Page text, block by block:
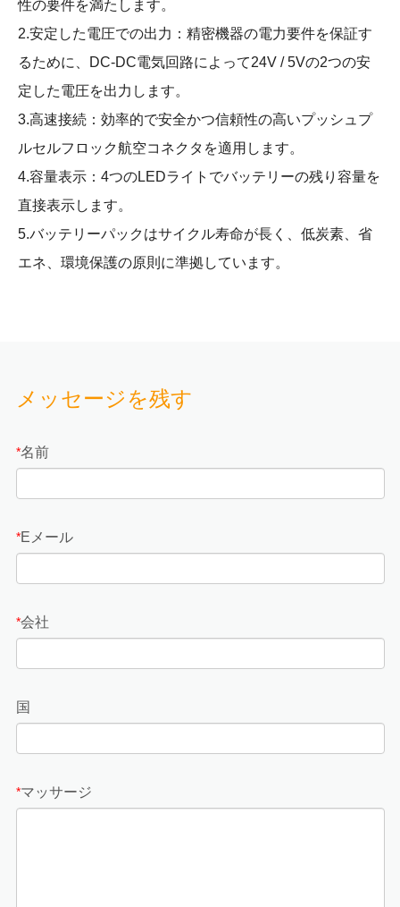
性の要件を満たします。
2.安定した電圧での出力：精密機器の電力要件を保証す
るために、DC-DC電気回路によって24V / 5Vの2つの安
定した電圧を出力します。
3.高速接続：効率的で安全かつ信頼性の高いプッシュプ
ルセルフロック航空コネクタを適用します。
4.容量表示：4つのLEDライトでバッテリーの残り容量を
直接表示します。
5.バッテリーパックはサイクル寿命が長く、低炭素、省
エネ、環境保護の原則に準拠しています。
メッセージを残す
*名前
*Eメール
*会社
国
*マッサージ